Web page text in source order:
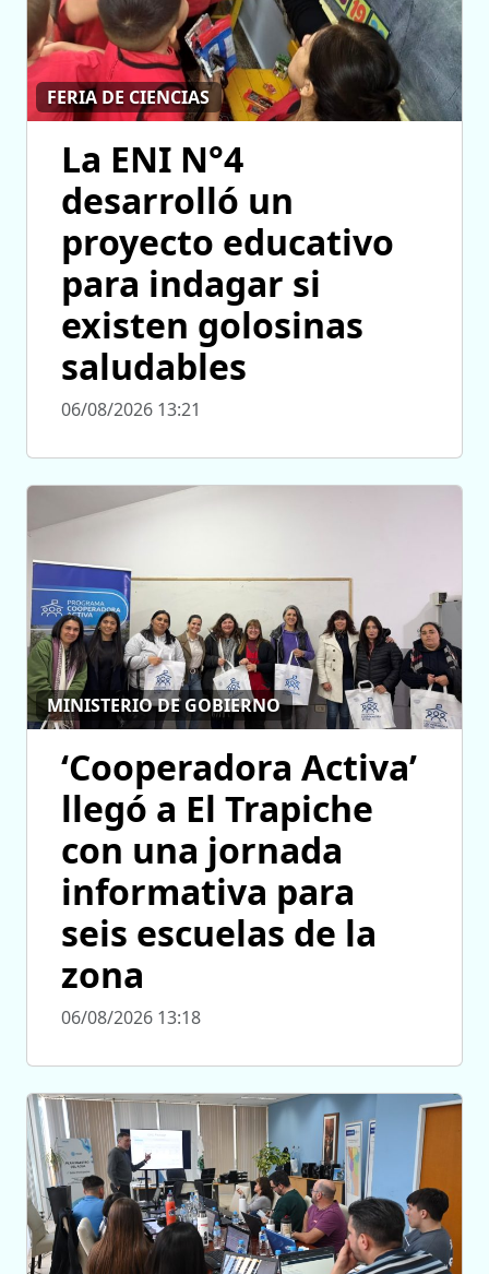
FERIA DE CIENCIAS
La ENI N°4
desarrolló un
proyecto educativo
para indagar si
existen golosinas
saludables
06/08/2026 13:21
MINISTERIO DE GOBIERNO
‘Cooperadora Activa’
llegó a El Trapiche
con una jornada
informativa para
seis escuelas de la
zona
06/08/2026 13:18